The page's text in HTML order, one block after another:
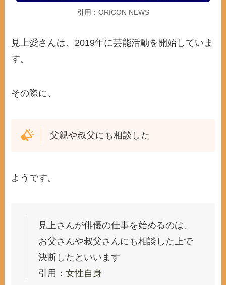
引用：ORICON NEWS
見上愛さんは、2019年に芸能活動を開始していま
す。
その際に、
父親や叔父にも相談した
ようです。
見上さんが俳優の仕事を始めるのは、
お父さんや叔父さんにも相談した上で
決断したといいます
引用：女性自身